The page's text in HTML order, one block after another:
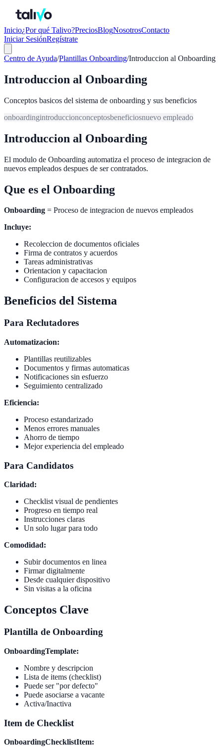
Inicio¿Por qué Talivo?PreciosBlogNosotrosContacto
Iniciar SesiónRegístrate
Centro de Ayuda/Plantillas Onboarding/Introduccion al Onboarding
Introduccion al Onboarding
Conceptos basicos del sistema de onboarding y sus beneficios
onboardingintroduccionconceptosbeneficiosnuevo empleado
Introduccion al Onboarding
El modulo de Onboarding automatiza el proceso de integracion de
nuevos empleados despues de ser contratados.
Que es el Onboarding
Onboarding = Proceso de integracion de nuevos empleados
Incluye:
Recoleccion de documentos oficiales
Firma de contratos y acuerdos
Tareas administrativas
Orientacion y capacitacion
Configuracion de accesos y equipos
Beneficios del Sistema
Para Reclutadores
Automatizacion:
Plantillas reutilizables
Documentos y firmas automaticas
Notificaciones sin esfuerzo
Seguimiento centralizado
Eficiencia:
Proceso estandarizado
Menos errores manuales
Ahorro de tiempo
Mejor experiencia del empleado
Para Candidatos
Claridad:
Checklist visual de pendientes
Progreso en tiempo real
Instrucciones claras
Un solo lugar para todo
Comodidad:
Subir documentos en linea
Firmar digitalmente
Desde cualquier dispositivo
Sin visitas a la oficina
Conceptos Clave
Plantilla de Onboarding
OnboardingTemplate:
Nombre y descripcion
Lista de items (checklist)
Puede ser "por defecto"
Puede asociarse a vacante
Activa/Inactiva
Item de Checklist
OnboardingChecklistItem: